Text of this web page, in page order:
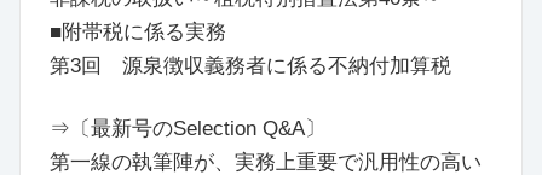
■附帯税に係る実務
第3回 源泉徴収義務者に係る不納付加算税
⇒〔最新号のSelection Q&A〕
第一線の執筆陣が、実務上重要で汎用性の高い